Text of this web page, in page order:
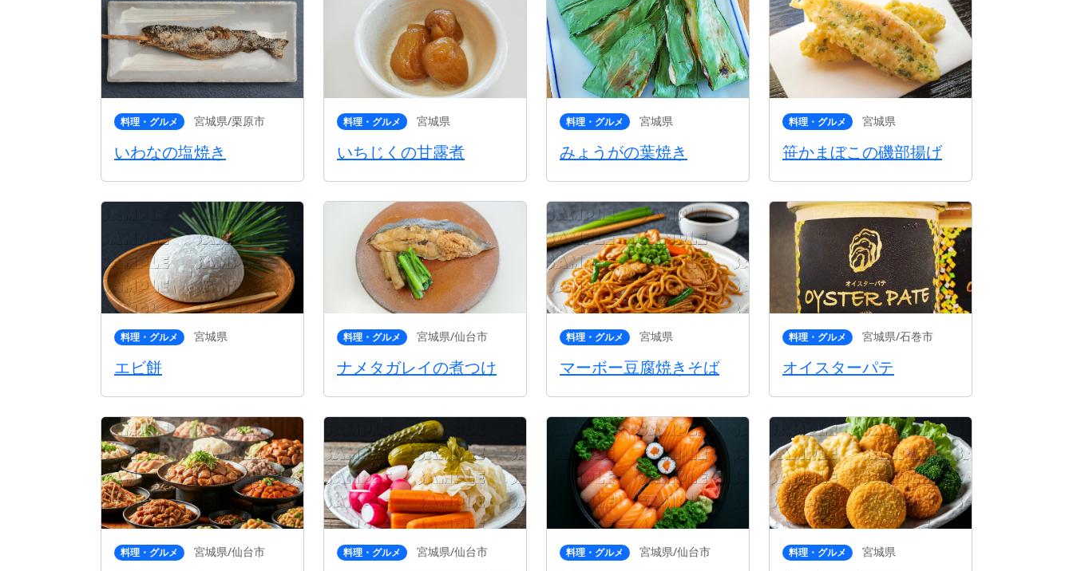
料理・グルメ 宮城県/栗原市
いわなの塩焼き
料理・グルメ 宮城県
いちじくの甘露煮
料理・グルメ 宮城県
みょうがの葉焼き
料理・グルメ 宮城県
笹かまぼこの磯部揚げ
料理・グルメ 宮城県
エビ餅
料理・グルメ 宮城県/仙台市
ナメタガレイの煮つけ
料理・グルメ 宮城県
マーボー豆腐焼きそば
料理・グルメ 宮城県/石巻市
オイスターパテ
料理・グルメ 宮城県/仙台市 料理・グルメ 宮城県/仙台市 料理・グルメ 宮城県/仙台市 料理・グルメ 宮城県